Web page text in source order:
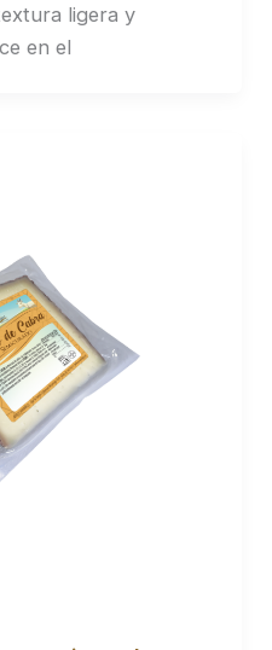
ligera y
en el